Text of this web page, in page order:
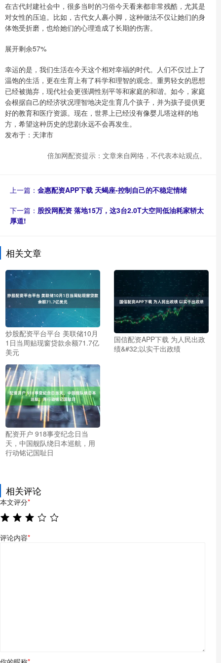
在古代封建社会中，很多当时的习俗今天看来都非常残酷，尤其是
对女性的压迫。比如，古代女人裹小脚，这种做法不仅让她们的身
体饱受折磨，也给她们的心理造成了长期的伤害。
展开剩余57%
幸运的是，我们生活在今天这个相对幸福的时代。人们不仅过上了
温饱的生活，更在生育上有了科学和理智的观念。重男轻女的思想
已经被抛弃，现代社会更强调性别平等和家庭的和谐。如今，家庭
会根据自己的经济状况理智地决定生育几个孩子，并为孩子提供更
好的教育和医疗资源。现在，世界上已经没有像婴儿塔这样的地
方，希望这种历史的悲剧永远不会再发生。
发布于：天津市
倍加网配资提示：文章来自网络，不代表本站观点。
上一篇： 金惠配资APP下载 天蝎座-控制自己的不稳定情绪
下一篇： 股投网配资 落地15万，这3台2.0T大空间低油耗家轿太
厚道!
相关文章
炒股配资平台平台 美联储10月
1日当周贴现窗贷款余额71.7亿
美元
国信配资APP下载 为人民出政
绩&#32;以实干出政绩
配资开户 918事变纪念日当
天，中国舰队绕日本巡航，用
行动铭记国耻日
相关评论
本文评分*
评论内容*